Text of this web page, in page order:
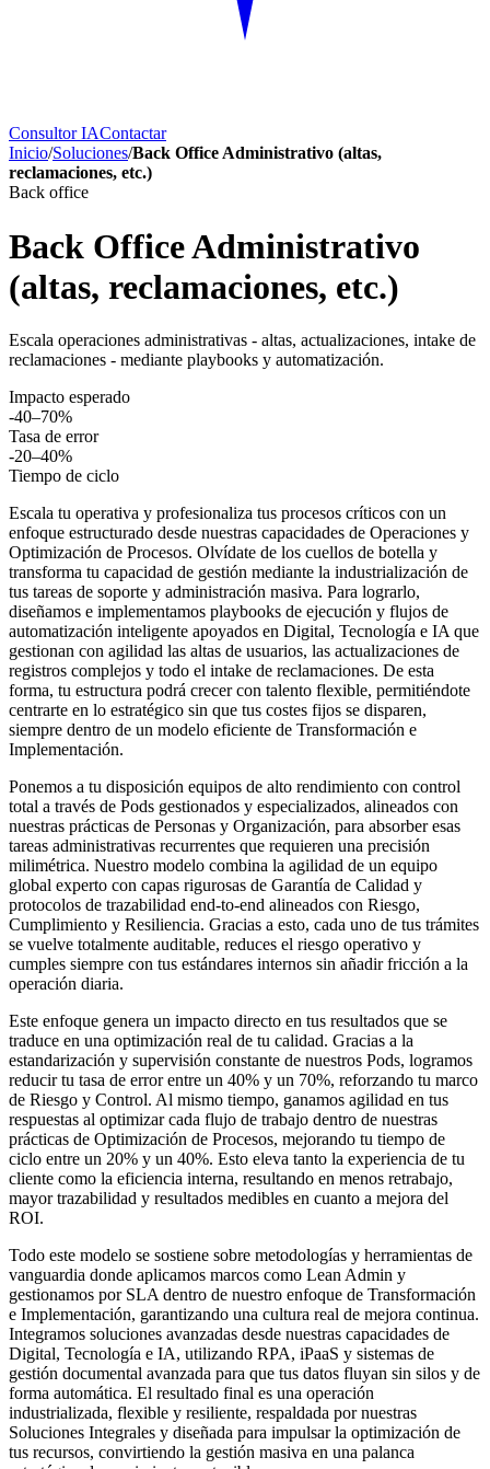
Consultor IAContactar
Inicio/Soluciones/Back Office Administrativo (altas,
reclamaciones, etc.)
Back office
Back Office Administrativo
(altas, reclamaciones, etc.)
Escala operaciones administrativas - altas, actualizaciones, intake de
reclamaciones - mediante playbooks y automatización.
Impacto esperado
-40–70%
Tasa de error
-20–40%
Tiempo de ciclo
Escala tu operativa y profesionaliza tus procesos críticos con un
enfoque estructurado desde nuestras capacidades de Operaciones y
Optimización de Procesos. Olvídate de los cuellos de botella y
transforma tu capacidad de gestión mediante la industrialización de
tus tareas de soporte y administración masiva. Para lograrlo,
diseñamos e implementamos playbooks de ejecución y flujos de
automatización inteligente apoyados en Digital, Tecnología e IA que
gestionan con agilidad las altas de usuarios, las actualizaciones de
registros complejos y todo el intake de reclamaciones. De esta
forma, tu estructura podrá crecer con talento flexible, permitiéndote
centrarte en lo estratégico sin que tus costes fijos se disparen,
siempre dentro de un modelo eficiente de Transformación e
Implementación.
Ponemos a tu disposición equipos de alto rendimiento con control
total a través de Pods gestionados y especializados, alineados con
nuestras prácticas de Personas y Organización, para absorber esas
tareas administrativas recurrentes que requieren una precisión
milimétrica. Nuestro modelo combina la agilidad de un equipo
global experto con capas rigurosas de Garantía de Calidad y
protocolos de trazabilidad end-to-end alineados con Riesgo,
Cumplimiento y Resiliencia. Gracias a esto, cada uno de tus trámites
se vuelve totalmente auditable, reduces el riesgo operativo y
cumples siempre con tus estándares internos sin añadir fricción a la
operación diaria.
Este enfoque genera un impacto directo en tus resultados que se
traduce en una optimización real de tu calidad. Gracias a la
estandarización y supervisión constante de nuestros Pods, logramos
reducir tu tasa de error entre un 40% y un 70%, reforzando tu marco
de Riesgo y Control. Al mismo tiempo, ganamos agilidad en tus
respuestas al optimizar cada flujo de trabajo dentro de nuestras
prácticas de Optimización de Procesos, mejorando tu tiempo de
ciclo entre un 20% y un 40%. Esto eleva tanto la experiencia de tu
cliente como la eficiencia interna, resultando en menos retrabajo,
mayor trazabilidad y resultados medibles en cuanto a mejora del
ROI.
Todo este modelo se sostiene sobre metodologías y herramientas de
vanguardia donde aplicamos marcos como Lean Admin y
gestionamos por SLA dentro de nuestro enfoque de Transformación
e Implementación, garantizando una cultura real de mejora continua.
Integramos soluciones avanzadas desde nuestras capacidades de
Digital, Tecnología e IA, utilizando RPA, iPaaS y sistemas de
gestión documental avanzada para que tus datos fluyan sin silos y de
forma automática. El resultado final es una operación
industrializada, flexible y resiliente, respaldada por nuestras
Soluciones Integrales y diseñada para impulsar la optimización de
tus recursos, convirtiendo la gestión masiva en una palanca